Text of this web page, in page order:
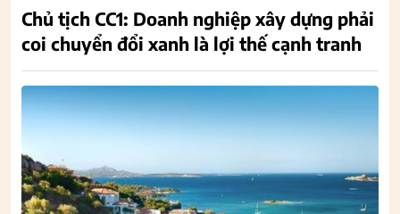
Chủ tịch CC1: Doanh nghiệp xây dựng phải
coi chuyển đổi xanh là lợi thế cạnh tranh